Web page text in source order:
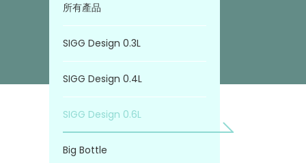
所有產品
SIGG Design 0.3L
SIGG Design 0.4L
SIGG Design 0.6L
Big Bottle